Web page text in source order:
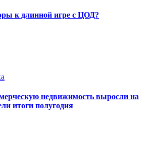
к длинной игре с ЦОД?
недвижимость выросли на
итоги полугодия